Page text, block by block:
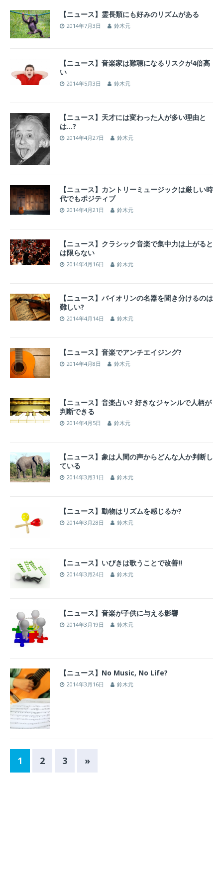
【ニュース】霊長類にも好みのリズムがある
2014年7月3日 鈴木元
【ニュース】音楽家は難聴になるリスクが4倍高
い
2014年5月3日 鈴木元
【ニュース】天才には変わった人が多い理由と
は…?
2014年4月27日 鈴木元
【ニュース】カントリーミュージックは厳しい時
代でもポジティブ
2014年4月21日 鈴木元
【ニュース】クラシック音楽で集中力は上がると
は限らない
2014年4月16日 鈴木元
【ニュース】バイオリンの名器を聞き分けるのは
難しい?
2014年4月14日 鈴木元
【ニュース】音楽でアンチエイジング?
2014年4月8日 鈴木元
【ニュース】音楽占い? 好きなジャンルで人柄が
判断できる
2014年4月5日 鈴木元
【ニュース】象は人間の声からどんな人か判断し
ている
2014年3月31日 鈴木元
【ニュース】動物はリズムを感じるか?
2014年3月28日 鈴木元
【ニュース】いびきは歌うことで改善!!
2014年3月24日 鈴木元
【ニュース】音楽が子供に与える影響
2014年3月19日 鈴木元
【ニュース】No Music, No Life?
2014年3月16日 鈴木元
1 2 3 »